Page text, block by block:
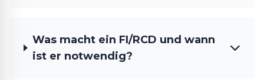
Was macht ein FI/RCD und wann
ist er notwendig?